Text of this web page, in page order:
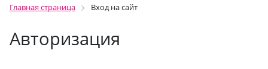
Главная страница Вход на сайт
Авторизация